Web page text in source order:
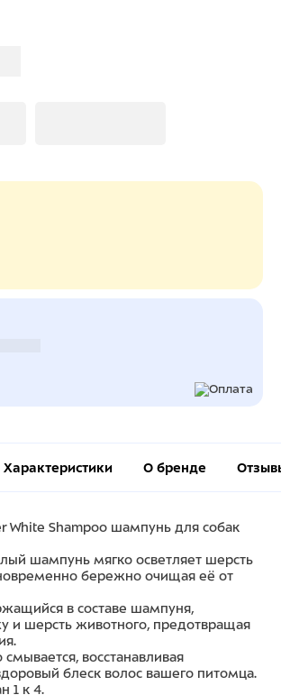
Характеристики О бренде
White Shampoo шампунь для собак
шампунь мягко осветляет шерсть
бережно очищая её от
в составе шампуня,
и шерсть животного, предотвращая
восстанавливая
блеск волос вашего питомца.
1 к 4.